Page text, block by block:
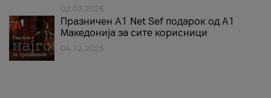
02.02.2026
Празничен A1 Net Sеf подарок од А1
Македонија за сите корисници
04.12.2025